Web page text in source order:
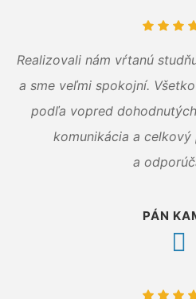
Realizovali nám vŕtanú
a sme veľmi spokojní.
podľa vopred
komunikácia a celkový
a
PÁN